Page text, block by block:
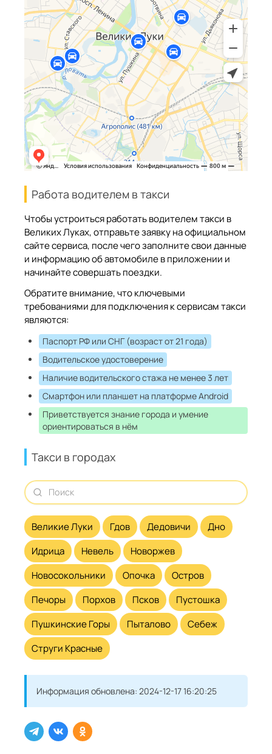
Работа водителем в такси
Чтобы устроиться работать водителем такси в
Великих Луках, отправьте заявку на официальном
сайте сервиса, после чего заполните свои данные
и информацию об автомобиле в приложении и
начинайте совершать поездки.
Обратите внимание, что ключевыми
требованиями для подключения к сервисам такси
являются:
Паспорт РФ или СНГ (возраст от 21 года)
Водительское удостоверение
Наличие водительского стажа не менее 3 лет
Смартфон или планшет на платформе Android
Приветствуется знание города и умение
ориентироваться в нём
Такси в городах
Великие Луки Гдов Дедовичи
Дно
Идрица
Невель
Новоржев
Новосокольники
Опочка
Остров
Печоры
Порхов Псков
Пустошка
Пушкинские Горы
Пыталово
Себеж
Струги Красные
Информация обновлена: 2024-12-17 16:20:25